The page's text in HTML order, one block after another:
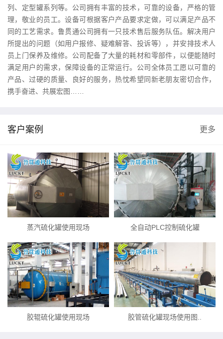
列、定型罐系列等。公司拥有丰富的技术，可靠的设备，严格的管
理，敬业的员工。设备可根据客户产品要求定做，可以满足产品不
同的工艺需求。鲁贯通公司拥有一只技术售后服务队伍。解决用户
所提出的问题（如用户报修、疑难解答、投诉等），并安排技术人
员上门保养及维修。公司配备了大量的耗材和零部件，以便能随时
满足用户的需求，保障设备的正常运行。公司全体员工愿以可靠的
产品、过硬的质量、良好的服务，热忱希望同新老朋友密切合作，
携手奋进、共展宏图……
客户案例 更多
蒸汽硫化罐使用现场 全自动PLC控制硫化罐
胶辊硫化罐使用现场 胶管硫化罐现场使用图..